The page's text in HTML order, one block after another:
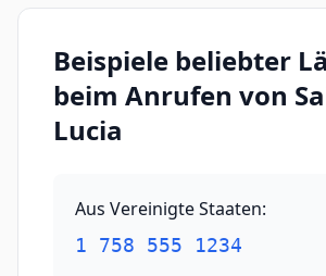
Beispiele beliebter
beim Anrufen von
Lucia
Aus Vereinigte Staaten:
1 758 555 1234